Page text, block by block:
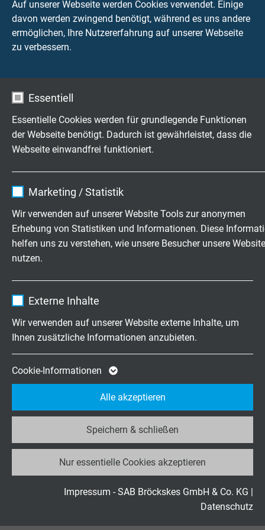
Auf unserer Webseite werden Cookies verwendet. Einige
davon werden zwingend benötigt, während es uns andere
ermöglichen, Ihre Nutzererfahrung auf unserer Webseite
zu verbessern.
Essentiell
Essentielle Cookies werden für grundlegende Funktionen
der Webseite benötigt. Dadurch ist gewährleistet, dass die
Webseite einwandfrei funktioniert.
Laufzeit 1 Jahr
Marketing / Statistik
Wir verwenden auf unserer Website Tools zur anonymen
Erhebung von Statistiken und Informationen. Diese
helfen uns zu verstehen, wie unsere Besucher unsere Website
nutzen.
Laufzeit 2 Jahre
Zweck
Cookie von Google für Website-Analysen.
Erzeugt statistische Daten darüber, wie der
Besucher die Website nutzt.
_ga_JL6KH9WKZ9, Google Analytics
Google LLC
2 Jahre
Externe Inhalte
Wir verwenden auf unserer Website externe Inhalte, um
Ihnen zusätzliche Informationen anzubieten.
Cookie-Informationen
Nur essentielle Cookies akzeptieren
Speichern & schließen
Alle akzeptieren
Impressum - SAB Bröckskes GmbH & Co. KG |
Datenschutz
CATLine CAT 7A S
mit UL/CSA Approbation
CATLine CAT 7A RT
robotertaugliche CAT 7A Gigabit Ethernet Leitung mit
UL/CSA Approbation
RT PN 668
PUR robotertaugliche Profinet Leitung Typ R
SABIX® PB 630 FRNC
halogenfreie, flammwidrige Profibus-DP Leitung